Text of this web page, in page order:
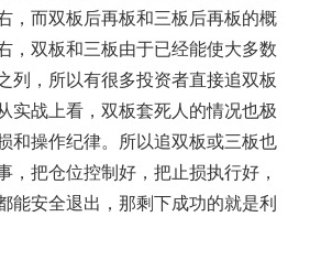
，而双板后再板和三板后再板的概
，双板和三板由于已经能使大多数
列，所以有很多投资者直接追双板
实战上看，双板套死人的情况也极
和操作纪律。所以追双板或三板也
，把仓位控制好，把止损执行好，
能安全退出，那剩下成功的就是利